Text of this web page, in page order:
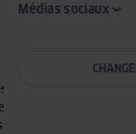
Médias sociaux
des bâtiments
tropiques, dans les
atypiques.